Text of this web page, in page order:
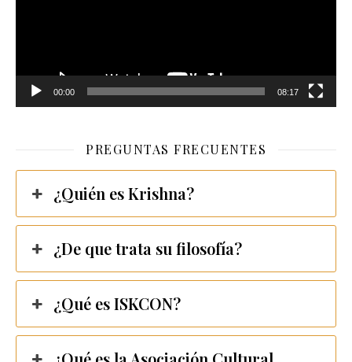
00:00 08:17
PREGUNTAS FRECUENTES
¿Quién es Krishna?
¿De que trata su filosofía?
¿Qué es ISKCON?